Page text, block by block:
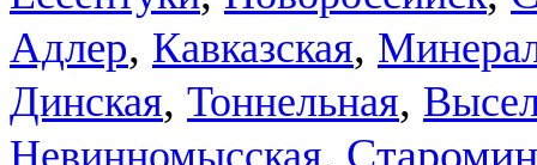
Адлер, Кавказская,
Динская, Тоннельная,
Невинномысская,